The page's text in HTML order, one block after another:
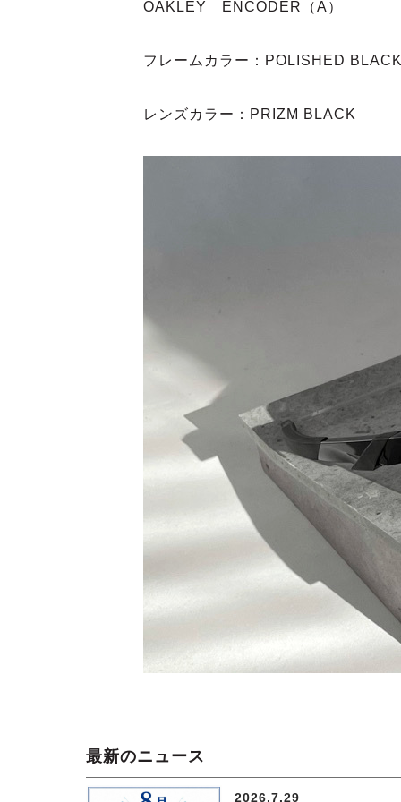
OAKLEY ENCODER（A）
フレームカラー：POLISHED
レンズカラー：PRIZM BLACK
最新のニュース
2026.7.29